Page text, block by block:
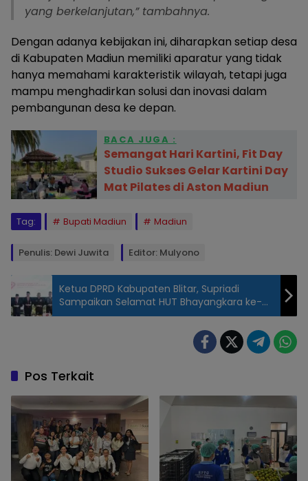
yang berkelanjutan,” tambahnya.
Dengan adanya kebijakan ini, diharapkan setiap desa
di Kabupaten Madiun memiliki aparatur yang tidak
hanya memahami karakteristik wilayah, tetapi juga
mampu menghadirkan solusi dan inovasi dalam
pembangunan desa ke depan.
BACA JUGA :
Semangat Hari Kartini, Fit Day
Studio Sukses Gelar Kartini Day
Mat Pilates di Aston Madiun
Tag: Bupati Madiun Madiun
Penulis: Dewi Juwita Editor: Mulyono
madiun,
Wuryanto
bersama
Asn
Ketua DPRD Kabupaten Blitar, Supriadi
Sampaikan Selamat HUT Bhayangkara ke-
79
Pos Terkait